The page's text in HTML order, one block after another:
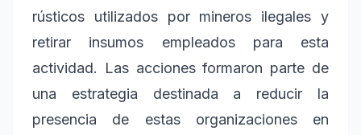
rústicos utilizados por mineros ilegales y
retirar insumos empleados para esta
actividad. Las acciones formaron parte de
una estrategia destinada a reducir la
presencia de estas organizaciones en